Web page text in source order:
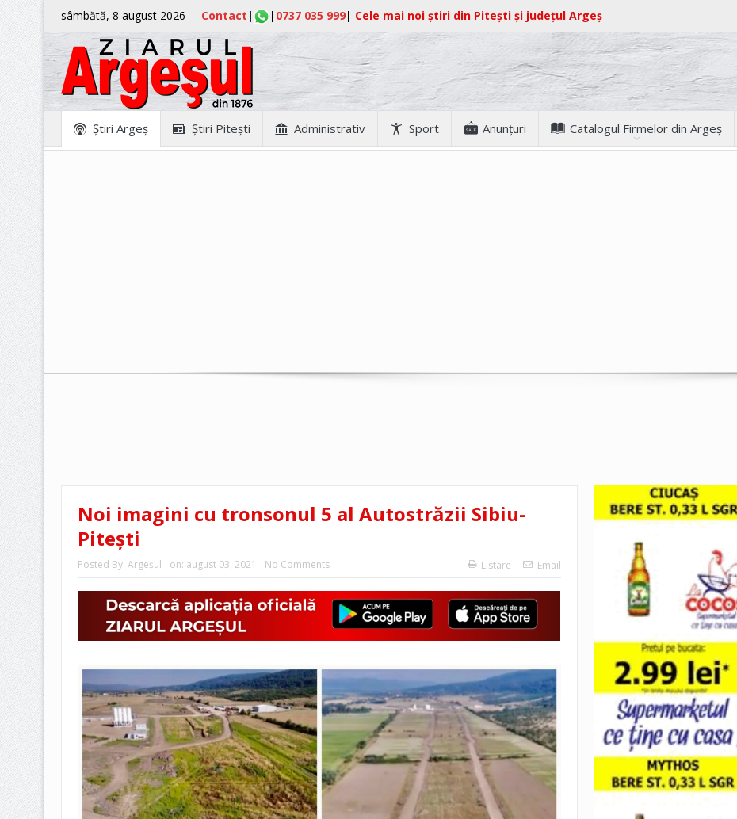
sâmbătă, 8 august 2026 Contact | | 0737 035 999| Cele mai noi știri din Pitești și județul Argeș
Ştiri Argeş Ştiri Piteşti Administrativ Sport Anunţuri Catalogul Firmelor din Argeș
Noi imagini cu tronsonul 5 al Autostrăzii Sibiu-
Piteşti
Posted By: Argeşul on: august 03, 2021 No Comments Listare Email